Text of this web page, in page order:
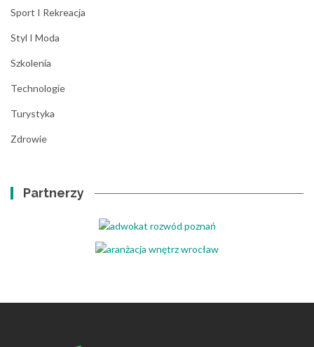
Sport I Rekreacja
Styl I Moda
Szkolenia
Technologie
Turystyka
Zdrowie
Partnerzy